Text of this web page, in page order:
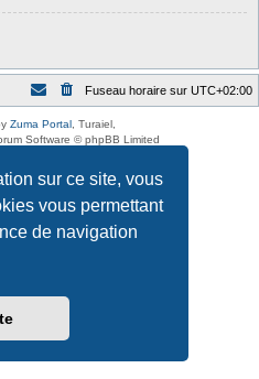
sur ce site, vous
vous permettant
de navigation
Fuseau horaire sur UTC+02:00
Zuma Portal , Turaiel,
Software © phpBB Limited
|Conditions